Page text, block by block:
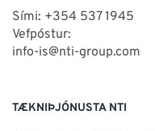
Sími: +354 537 1945
Vefpóstur:
info-is@nti-group.com
TÆKNIÞJÓNUSTA NTI